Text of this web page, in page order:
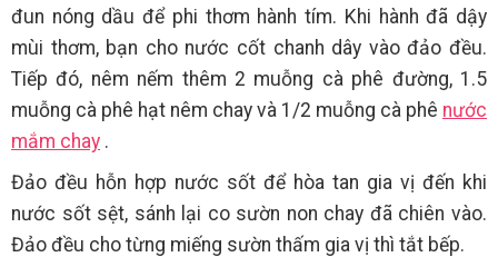
đun nóng dầu để phi thơm hành tím. Khi hành đã dậy
mùi thơm, bạn cho nước cốt chanh dây vào đảo đều.
Tiếp đó, nêm nếm thêm 2 muỗng cà phê đường, 1.5
muỗng cà phê hạt nêm chay và 1/2 muỗng cà phê nước
mắm chay .
Đảo đều hỗn hợp nước sốt để hòa tan gia vị đến khi
nước sốt sệt, sánh lại co sườn non chay đã chiên vào.
Đảo đều cho từng miếng sườn thấm gia vị thì tắt bếp.